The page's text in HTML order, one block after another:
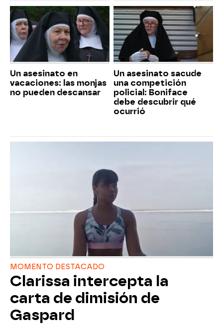
Un asesinato en
vacaciones: las monjas
no pueden descansar
Un asesinato sacude
una competición
policial: Boniface
debe descubrir qué
ocurrió
MOMENTO DESTACADO
Clarissa intercepta la
carta de dimisión de
Gaspard